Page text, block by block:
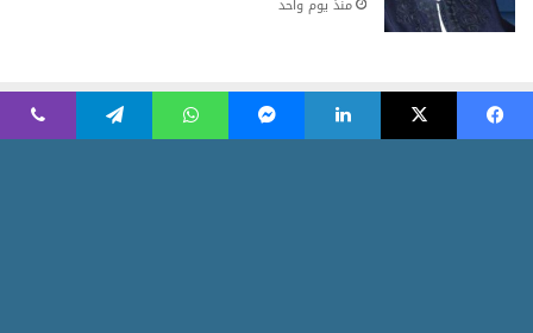
2026 جميع الحقوق محفوظة للمجلس العربي للمسئولية المجتمعية